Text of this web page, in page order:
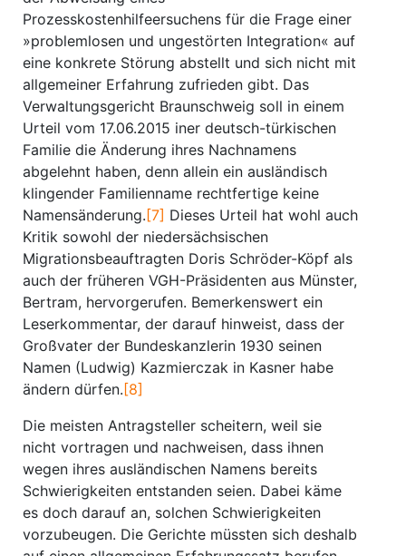
Prozesskostenhilfeersuchens für die Frage einer
»problemlosen und ungestörten Integration« auf
eine konkrete Störung abstellt und sich nicht mit
allgemeiner Erfahrung zufrieden gibt. Das
Verwaltungsgericht Braunschweig soll in einem
Urteil vom 17.06.2015 iner deutsch-türkischen
Familie die Änderung ihres Nachnamens
abgelehnt haben, denn allein ein ausländisch
klingender Familienname rechtfertige keine
Namensänderung. [7] Dieses Urteil hat wohl auch
Kritik sowohl der niedersächsischen
Migrationsbeauftragten Doris Schröder-Köpf als
auch der früheren VGH-Präsidenten aus Münster,
Bertram, hervorgerufen. Bemerkenswert ein
Leserkommentar, der darauf hinweist, dass der
Großvater der Bundeskanzlerin 1930 seinen
Namen (Ludwig) Kazmierczak in Kasner habe
ändern dürfen. [8]
Die meisten Antragsteller scheitern, weil sie
nicht vortragen und nachweisen, dass ihnen
wegen ihres ausländischen Namens bereits
Schwierigkeiten entstanden seien. Dabei käme
es doch darauf an, solchen Schwierigkeiten
vorzubeugen. Die Gerichte müssten sich deshalb